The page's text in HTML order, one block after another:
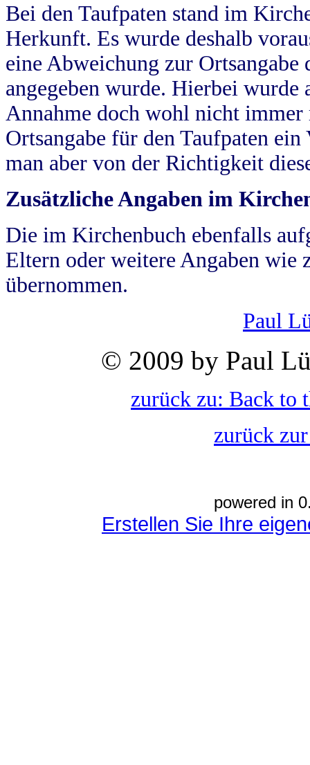
Bei den Taufpaten stand im
Herkunft. Es wurde deshalb
eine Abweichung zur
angegeben wurde. Hierbei wurde
Annahme doch wohl nicht
Ortsangabe für den Taufpaten
man aber von der Richtigkeit
Zusätzliche Angaben im
Die im Kirchenbuch ebenfalls
Eltern oder weitere Angaben wie
übernommen.
Paul
© 2009 by Paul
zurück zu: Back to
zurück
powered in
Erstellen Sie Ihre